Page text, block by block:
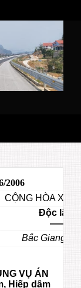
2006
CỘNG HÒA XÃ
Độc lập
Bắc Giang,
VỤ ÁN
Hiếp dâm